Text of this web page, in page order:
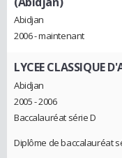
Abidjan
2006 - maintenant
LYCEE CLASSIQUE
Abidjan
2005 - 2006
Baccalauréat série D
Diplôme de baccalauréat